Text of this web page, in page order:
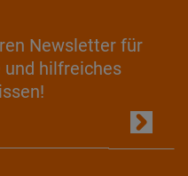
Newsletter für
hilfreiches